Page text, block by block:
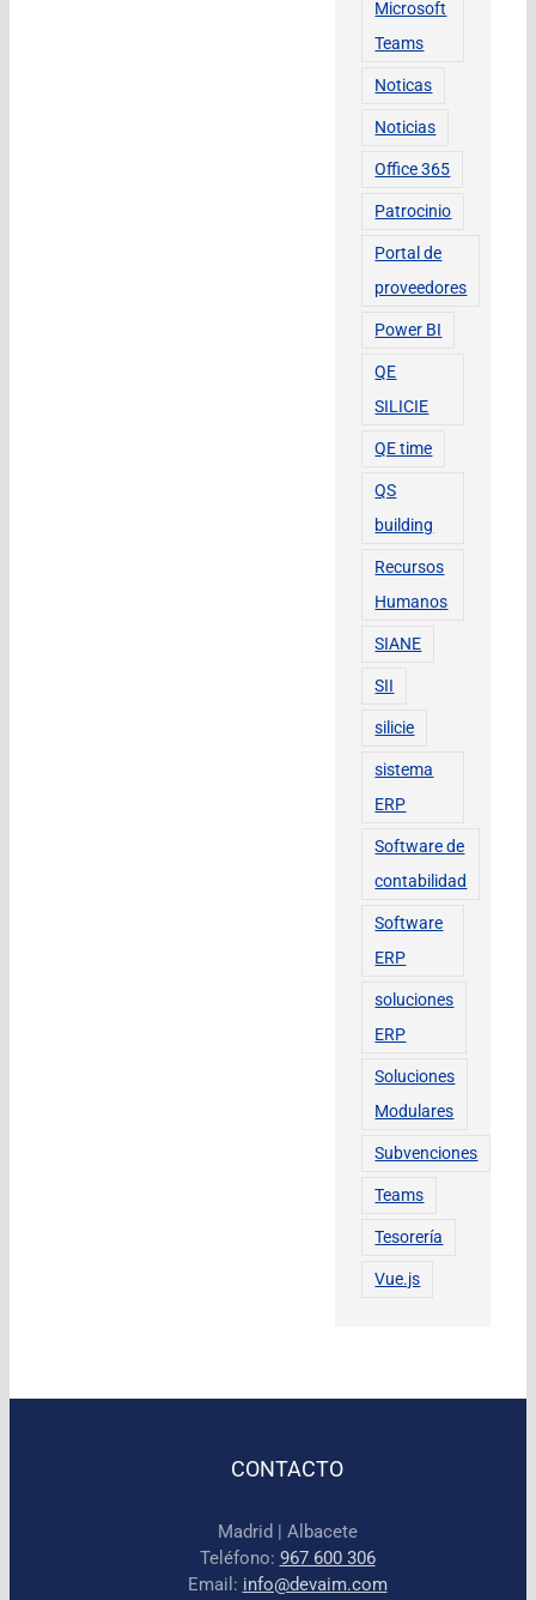
Microsoft
Teams
Noticas
Noticias
Office 365
Patrocinio
Portal de
proveedores
Power BI
QE
SILICIE
QE time
QS
building
Recursos
Humanos
SIANE
SII
silicie
sistema
ERP
Software de
contabilidad
Software
ERP
soluciones
ERP
Soluciones
Modulares
Subvenciones
Teams
Tesorería
Vue.js
CONTACTO
Madrid | Albacete
Teléfono: 967 600 306
Email: info@devaim.com